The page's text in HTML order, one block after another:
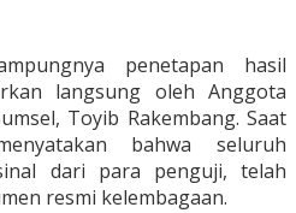
penetapan hasil
langsung oleh Anggota
Toyib Rakembang. Saat
bahwa seluruh
dari para penguji, telah
resmi kelembagaan.